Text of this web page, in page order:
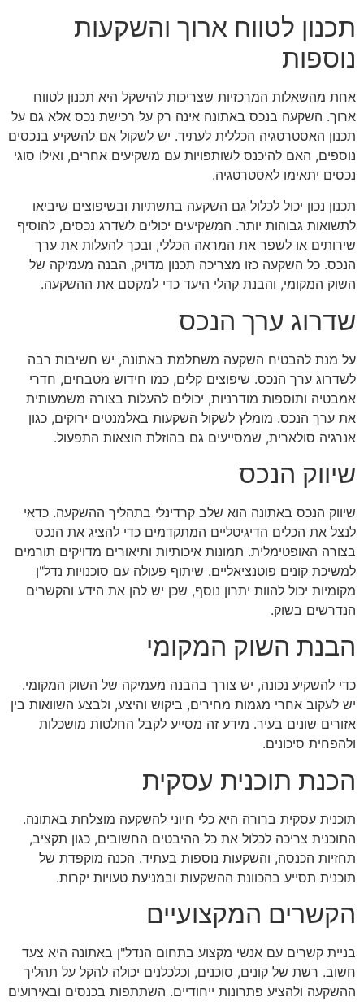
תכנון לטווח ארוך והשקעות
נוספות
אחת מהשאלות המרכזיות שצריכות להישקל היא תכנון לטווח
ארוך. השקעה בנכס באתונה אינה רק על רכישת נכס אלא גם על
תכנון האסטרטגיה הכללית לעתיד. יש לשקול אם להשקיע בנכסים
נוספים, האם להיכנס לשותפויות עם משקיעים אחרים, ואילו סוגי
נכסים יתאימו לאסטרטגיה.
תכנון נכון יכול לכלול גם השקעה בתשתיות ובשיפוצים שיביאו
לתשואות גבוהות יותר. המשקיעים יכולים לשדרג נכסים, להוסיף
שירותים או לשפר את המראה הכללי, ובכך להעלות את ערך
הנכס. כל השקעה כזו מצריכה תכנון מדויק, הבנה מעמיקה של
השוק המקומי, והבנת קהלי היעד כדי למקסם את ההשקעה.
שדרוג ערך הנכס
על מנת להבטיח השקעה משתלמת באתונה, יש חשיבות רבה
לשדרוג ערך הנכס. שיפוצים קלים, כמו חידוש מטבחים, חדרי
אמבטיה ותוספות מודרניות, יכולים להעלות בצורה משמעותית
את ערך הנכס. מומלץ לשקול השקעות באלמנטים ירוקים, כגון
אנרגיה סולארית, שמסייעים גם בהוזלת הוצאות התפעול.
שיווק הנכס
שיווק הנכס באתונה הוא שלב קרדינלי בתהליך ההשקעה. כדאי
לנצל את הכלים הדיגיטליים המתקדמים כדי להציג את הנכס
בצורה האופטימלית. תמונות איכותיות ותיאורים מדויקים תורמים
למשיכת קונים פוטנציאליים. שיתוף פעולה עם סוכנויות נדל"ן
מקומיות יכול להוות יתרון נוסף, שכן יש להן את הידע והקשרים
הנדרשים בשוק.
הבנת השוק המקומי
כדי להשקיע נכונה, יש צורך בהבנה מעמיקה של השוק המקומי.
יש לעקוב אחרי מגמות מחירים, ביקוש והיצע, ולבצע השוואות בין
אזורים שונים בעיר. מידע זה מסייע לקבל החלטות מושכלות
ולהפחית סיכונים.
הכנת תוכנית עסקית
תוכנית עסקית ברורה היא כלי חיוני להשקעה מוצלחת באתונה.
התוכנית צריכה לכלול את כל ההיבטים החשובים, כגון תקציב,
תחזיות הכנסה, והשקעות נוספות בעתיד. הכנה מוקפדת של
תוכנית תסייע בהכוונת ההשקעות ובמניעת טעויות יקרות.
הקשרים המקצועיים
בניית קשרים עם אנשי מקצוע בתחום הנדל"ן באתונה היא צעד
חשוב. רשת של קונים, סוכנים, וכלכלנים יכולה להקל על תהליך
ההשקעה ולהציע פתרונות ייחודיים. השתתפות בכנסים ובאירועים